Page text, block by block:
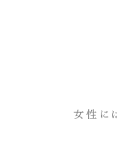
女性に